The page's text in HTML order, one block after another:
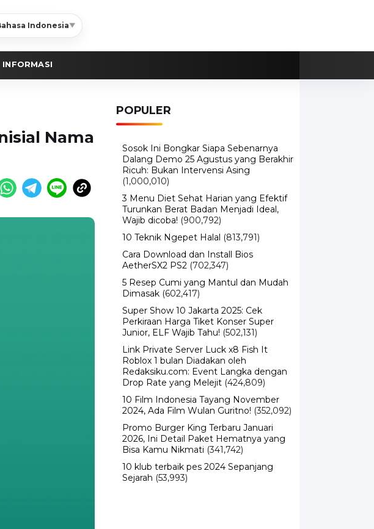
Indonesia▼
INFORMASI
Nama
POPULER
Sosok Ini Bongkar Siapa Sebenarnya
Dalang Demo 25 Agustus yang Berakhir
Ricuh: Bukan Intervensi Asing
(1,000,010)
3 Menu Diet Sehat Harian yang Efektif
Turunkan Berat Badan Menjadi Ideal,
Wajib dicoba! (900,792)
10 Teknik Ngepet Halal (813,791)
Cara Download dan Install Bios
AetherSX2 PS2 (702,347)
5 Resep Cumi yang Mantul dan Mudah
Dimasak (602,417)
Super Show 10 Jakarta 2025: Cek
Perkiraan Harga Tiket Konser Super
Junior, ELF Wajib Tahu! (502,131)
Link Private Server Luck x8 Fish It
Roblox 1 bulan Diadakan oleh
Redaksiku.com: Event Langka dengan
Drop Rate yang Melejit (424,809)
10 Film Indonesia Tayang November
2024, Ada Film Wulan Guritno! (352,092)
Promo Burger King Terbaru Januari
2026, Ini Detail Paket Hematnya yang
Bisa Kamu Nikmati (341,742)
10 klub terbaik pes 2024 Sepanjang
Sejarah (53,993)